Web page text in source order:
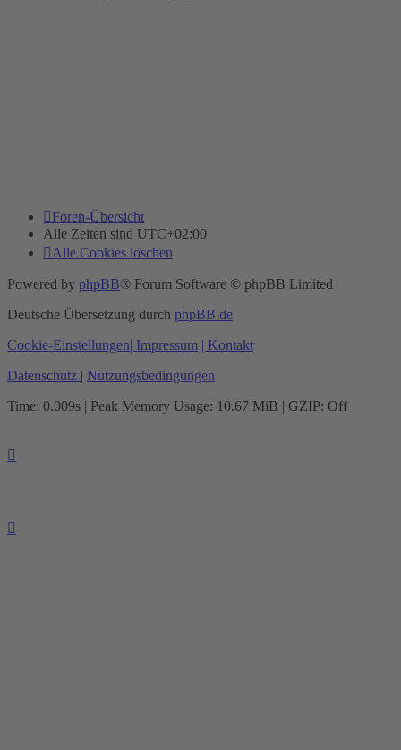
Foren-Übersicht
Alle Zeiten sind UTC+02:00
Alle Cookies löschen
Powered by phpBB® Forum Software © phpBB Limited
Deutsche Übersetzung durch phpBB.de
Cookie-Einstellungen| Impressum | Kontakt
Datenschutz | Nutzungsbedingungen
Time: 0.009s | Peak Memory Usage: 10.67 MiB | GZIP: Off